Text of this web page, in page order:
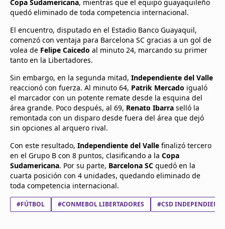
beIN XTRA
Administrar
notificaciones
Contáctanos
Copa Sudamericana, mientras que el equipo guayaquileño
quedó eliminado de toda competencia internacional.
El encuentro, disputado en el Estadio Banco Guayaquil,
comenzó con ventaja para Barcelona SC gracias a un gol de
volea de Felipe Caicedo al minuto 24, marcando su primer
tanto en la Libertadores.
Sin embargo, en la segunda mitad, Independiente del Valle
reaccionó con fuerza. Al minuto 64, Patrik Mercado igualó
el marcador con un potente remate desde la esquina del
área grande. Poco después, al 69, Renato Ibarra selló la
remontada con un disparo desde fuera del área que dejó
sin opciones al arquero rival.
Con este resultado, Independiente del Valle finalizó tercero
en el Grupo B con 8 puntos, clasificando a la Copa
Sudamericana. Por su parte, Barcelona SC quedó en la
cuarta posición con 4 unidades, quedando eliminado de
toda competencia internacional.
#FÚTBOL #CONMEBOL LIBERTADORES #CSD